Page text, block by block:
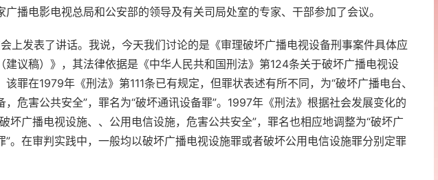
播电影电视总局和公安部的领导及有关司局处室的专家、干部参加了会议。
发表了讲话。我说，今天我们讨论的是《审理破坏广播电视设备刑事案件具体应
建议稿）》，其法律依据是《中华人民共和国刑法》第124条关于破坏广播电视设
罪在1979年《刑法》第111条已有规定，但罪状表述有所不同，为“破坏广播电台、
危害公共安全”，罪名为“破坏通讯设备罪”。1997年《刑法》根据社会发展变化的
坏广播电视设施、、公用电信设施，危害公共安全”，罪名也相应地调整为“破坏广
”。在审判实践中，一般均以破坏广播电视设施罪或者破坏公用电信设施罪分别定罪